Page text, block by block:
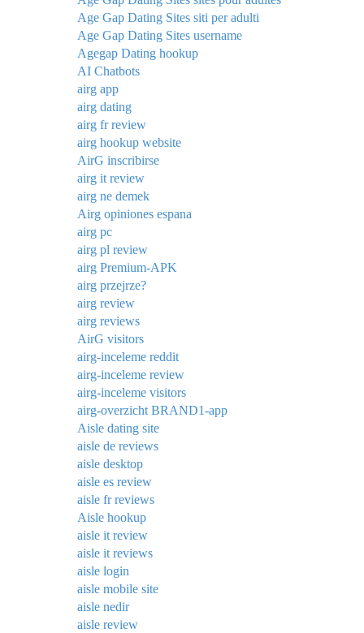
Age Gap Dating Sites siti per adulti
Age Gap Dating Sites username
Agegap Dating hookup
AI Chatbots
airg app
airg dating
airg fr review
airg hookup website
AirG inscribirse
airg it review
airg ne demek
Airg opiniones espana
airg pc
airg pl review
airg Premium-APK
airg przejrze?
airg review
airg reviews
AirG visitors
airg-inceleme reddit
airg-inceleme review
airg-inceleme visitors
airg-overzicht BRAND1-app
Aisle dating site
aisle de reviews
aisle desktop
aisle es review
aisle fr reviews
Aisle hookup
aisle it review
aisle it reviews
aisle login
aisle mobile site
aisle nedir
aisle review